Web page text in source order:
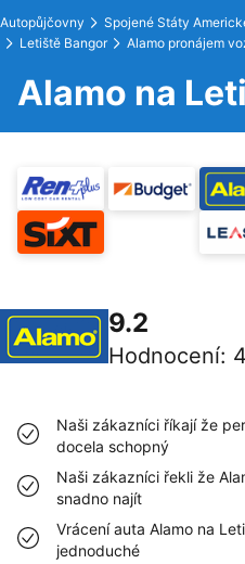
Autopůjčovny Spojené Státy
Letiště Bangor
Alamo pronájem
Alamo na
9.2
Hodnocení:
Naši zákazníci říkají že
docela schopný
Naši zákazníci řekli že
snadno najít
Vrácení auta Alamo na
jednoduché